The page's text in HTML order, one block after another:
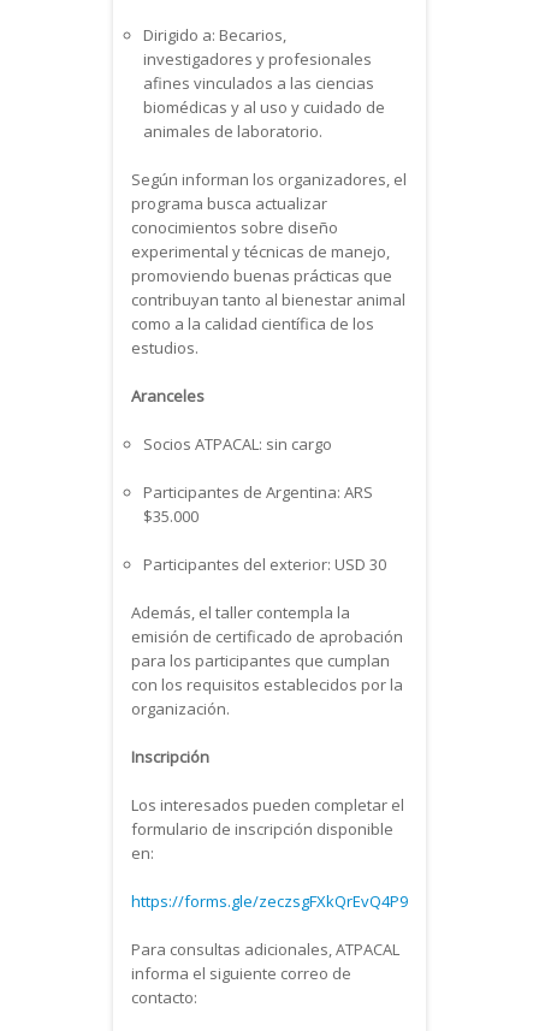
Dirigido a: Becarios,
investigadores y profesionales
afines vinculados a las ciencias
biomédicas y al uso y cuidado de
animales de laboratorio.
Según informan los organizadores, el
programa busca actualizar
conocimientos sobre diseño
experimental y técnicas de manejo,
promoviendo buenas prácticas que
contribuyan tanto al bienestar animal
como a la calidad científica de los
estudios.
Aranceles
Socios ATPACAL: sin cargo
Participantes de Argentina: ARS
$35.000
Participantes del exterior: USD 30
Además, el taller contempla la
emisión de certificado de aprobación
para los participantes que cumplan
con los requisitos establecidos por la
organización.
Inscripción
Los interesados pueden completar el
formulario de inscripción disponible
en:
https://forms.gle/zeczsgFXkQrEvQ4P9
Para consultas adicionales, ATPACAL
informa el siguiente correo de
contacto: